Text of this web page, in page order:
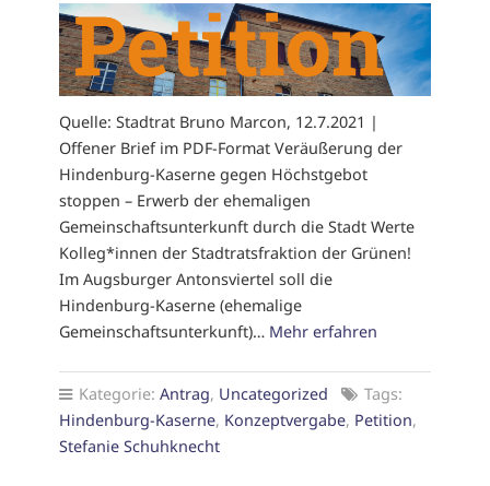
Quelle: Stadtrat Bruno Marcon, 12.7.2021 |
Offener Brief im PDF-Format Veräußerung der
Hindenburg-Kaserne gegen Höchstgebot
stoppen – Erwerb der ehemaligen
Gemeinschaftsunterkunft durch die Stadt Werte
Kolleg*innen der Stadtratsfraktion der Grünen!
Im Augsburger Antonsviertel soll die
Hindenburg-Kaserne (ehemalige
Gemeinschaftsunterkunft)… Mehr erfahren
Kategorie: Antrag, Uncategorized
Tags:
Hindenburg-Kaserne, Konzeptvergabe, Petition,
Stefanie Schuhknecht